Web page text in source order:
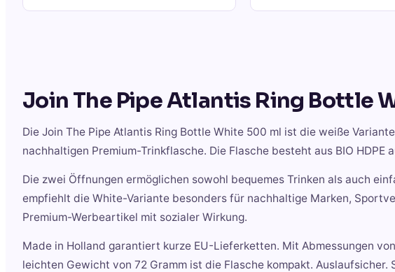
Join The Pipe Atlantis Ring Bottle
Die Join The Pipe Atlantis Ring Bottle White 500 ml ist die weiße
nachhaltigen Premium-Trinkflasche. Die Flasche besteht aus BIO HDPE
Die zwei Öffnungen ermöglichen sowohl bequemes Trinken als auch
empfiehlt die White-Variante besonders für nachhaltige Marken,
Premium-Werbeartikel mit sozialer Wirkung.
Made in Holland garantiert kurze EU-Lieferketten. Mit Abmessungen
leichten Gewicht von 72 Gramm ist die Flasche kompakt. Auslaufsicher.